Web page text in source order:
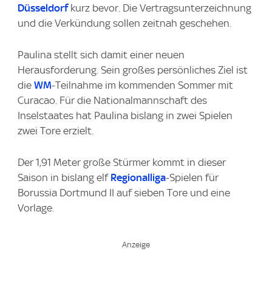
Düsseldorfkurz bevor. Die Vertragsunterzeichnung
und die Verkündung sollen zeitnah geschehen.
Paulina stellt sich damit einer neuen
Herausforderung. Sein großes persönliches Ziel ist
die WM-Teilnahme im kommenden Sommer mit
Curacao. Für die Nationalmannschaft des
Inselstaates hat Paulina bislang in zwei Spielen
zwei Tore erzielt.
Der 1,91 Meter große Stürmer kommt in dieser
Saison in bislang elf Regionalliga-Spielen für
Borussia Dortmund II auf sieben Tore und eine
Vorlage.